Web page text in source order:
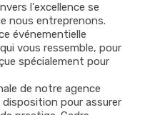
sans une
Laissez-
réunion
prestigieux,
pour
l'excellence se
nous entreprenons.
événementielle
vous ressemble, pour
spécialement pour
de notre agence
pour assurer